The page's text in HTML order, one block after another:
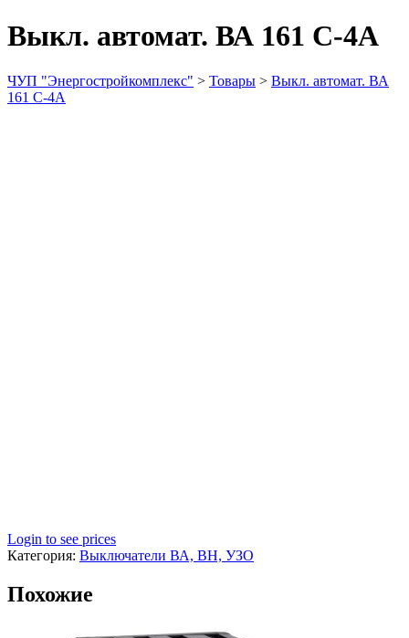
Выкл. автомат. ВА 161 С-4А
ЧУП "Энергостройкомплекс" > Товары > Выкл. автомат. ВА
161 С-4А
Login to see prices
Категория: Выключатели ВА, ВН, УЗО
Похожие